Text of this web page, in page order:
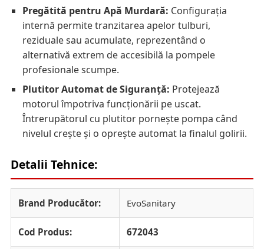
Pregătită pentru Apă Murdară: Configurația
internă permite tranzitarea apelor tulburi,
reziduale sau acumulate, reprezentând o
alternativă extrem de accesibilă la pompele
profesionale scumpe.
Plutitor Automat de Siguranță: Protejează
motorul împotriva funcționării pe uscat.
Întrerupătorul cu plutitor pornește pompa când
nivelul crește și o oprește automat la finalul golirii.
Detalii Tehnice:
Brand Producător: EvoSanitary
Cod Produs: 672043